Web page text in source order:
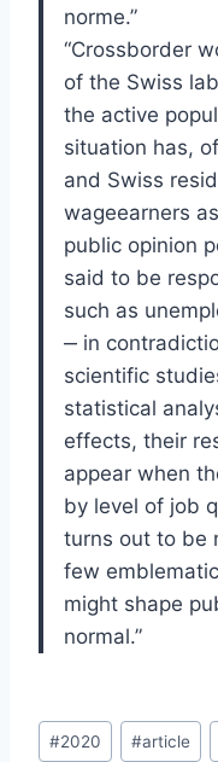
norme.”
“Crossborder
of the Swiss
the active
situation has,
and Swiss
wageearners
public opinion
said to be
such as
‒ in
scientific
statistical
effects, their
appear when
by level of job
turns out to be
few
might shape
normal.”
Post
#2020 #article